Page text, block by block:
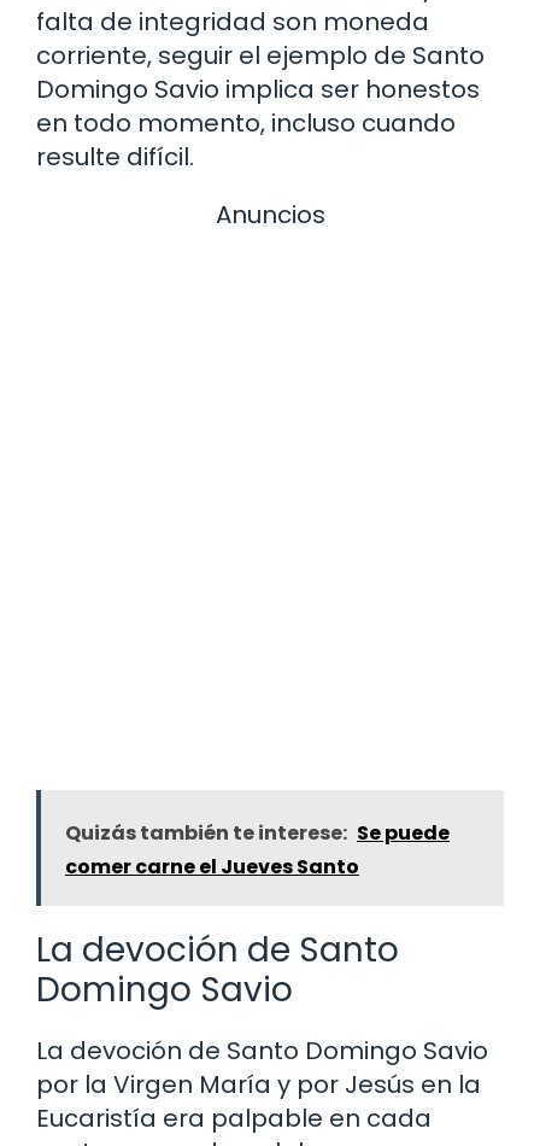
falta de integridad son moneda
corriente, seguir el ejemplo de Santo
Domingo Savio implica ser honestos
en todo momento, incluso cuando
resulte difícil.
Anuncios
Quizás también te interese: Se puede
comer carne el Jueves Santo
La devoción de Santo
Domingo Savio
La devoción de Santo Domingo Savio
por la Virgen María y por Jesús en la
Eucaristía era palpable en cada